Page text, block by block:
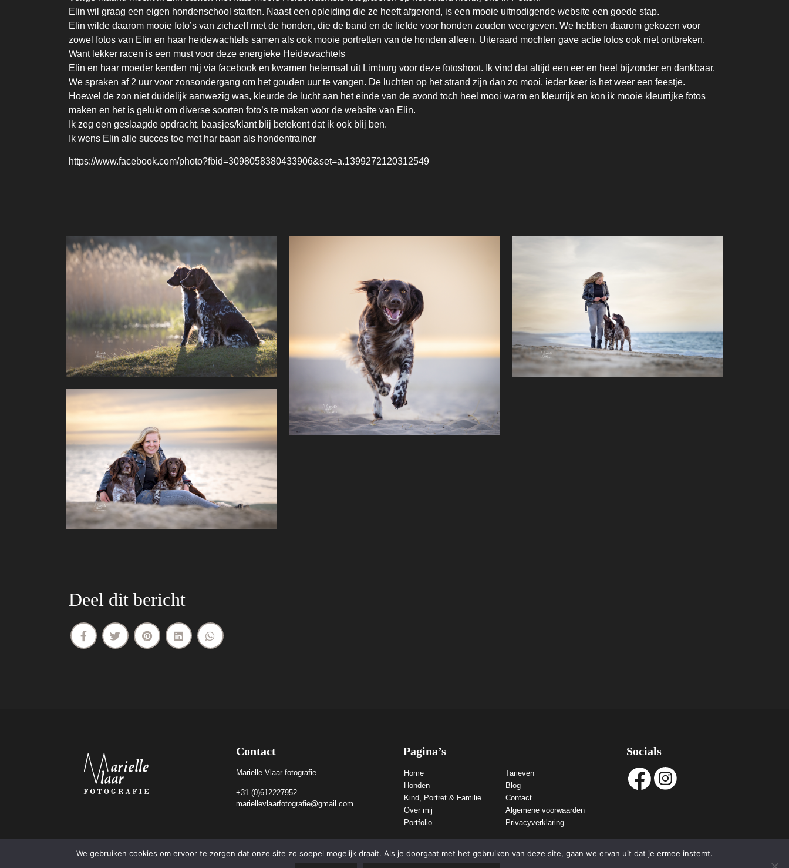
Elin wil graag een eigen hondenschool starten. Naast een opleiding die ze heeft afgerond, is een mooie uitnodigende website een goede stap.
Elin wilde daarom mooie foto’s van zichzelf met de honden, die de band en de liefde voor honden zouden weergeven. We hebben daarom gekozen voor
zowel fotos van Elin en haar heidewachtels samen als ook mooie portretten van de honden alleen. Uiteraard mochten gave actie fotos ook niet ontbreken.
Want lekker racen is een must voor deze energieke Heidewachtels
Elin en haar moeder kenden mij via facebook en kwamen helemaal uit Limburg voor deze fotoshoot. Ik vind dat altijd een eer en heel bijzonder en dankbaar.
We spraken af 2 uur voor zonsondergang om het gouden uur te vangen. De luchten op het strand zijn dan zo mooi, ieder keer is het weer een feestje.
Hoewel de zon niet duidelijk aanwezig was, kleurde de lucht aan het einde van de avond toch heel mooi warm en kleurrijk en kon ik mooie kleurrijke fotos
maken en het is gelukt om diverse soorten foto’s te maken voor de website van Elin.
Ik zeg een geslaagde opdracht, baasjes/klant blij betekent dat ik ook blij ben.
Ik wens Elin alle succes toe met har baan als hondentrainer
https://www.facebook.com/photo?fbid=3098058380433906&set=a.1399272120312549
Deel dit bericht
Contact
Marielle Vlaar fotografie
+31 (0)612227952
mariellevlaarfotografie@gmail.com
Pagina’s
Home
Tarieven
Honden
Blog
Kind, Portret & Familie
Contact
Over mij
Algemene voorwaarden
Portfolio
Privacyverklaring
Socials
We gebruiken cookies om ervoor te zorgen dat onze site zo soepel mogelijk draait. Als je doorgaat met het gebruiken van deze site, gaan we ervan uit dat je ermee instemt.